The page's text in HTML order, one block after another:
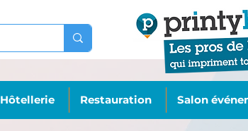
Hôtellerie Restauration Salon